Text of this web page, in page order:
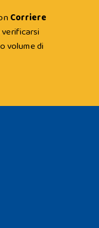
Corriere
volume di